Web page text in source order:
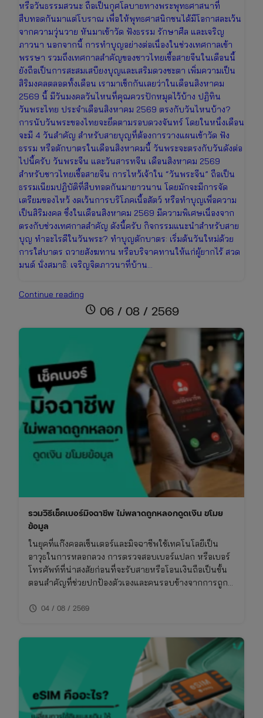
หรือวันธรรมสวนะ ถือเป็นกุศโลบายทางพระพุทธศาสนาที่
สืบทอดกันมาแต่โบราณ เพื่อให้พุทธศาสนิกชนได้มีโอกาสละเว้น
จากความวุ่นวาย หันมาเข้าวัด ฟังธรรม รักษาศีล และเจริญ
ภาวนา นอกจากนี้ การทำบุญอย่างต่อเนื่องในช่วงเทศกาลเข้า
พรรษา รวมถึงเทศกาลสำคัญของชาวไทยเชื้อสายจีนในเดือนนี้
ยังถือเป็นการสะสมเสบียงบุญและเสริมดวงชะตา เพิ่มความเป็น
สิริมงคลตลอดทั้งเดือน เรามาเช็กกันเลยว่าในเดือนสิงหาคม
2569 นี้ มีวันมงคลวันไหนที่คุณควรปักหมุดไว้บ้าง ปฏิทิน
วันพระไทย ประจำเดือนสิงหาคม 2569 ตรงกับวันไหนบ้าง?
การนับวันพระของไทยจะยึดตามรอบดวงจันทร์ โดยในหนึ่งเดือน
จะมี 4 วันสำคัญ สำหรับสายบุญที่ต้องการวางแผนเข้าวัด ฟัง
ธรรม หรือตักบาตรในเดือนสิงหาคมนี้ วันพระจะตรงกับวันดังต่อ
ไปนี้ครับ วันพระจีน และวันสารทจีน เดือนสิงหาคม 2569
สำหรับชาวไทยเชื้อสายจีน การไหว้เจ้าใน “วันพระจีน” ถือเป็น
ธรรมเนียมปฏิบัติที่สืบทอดกันมายาวนาน โดยมักจะมีการจัด
เตรียมของไหว้ งดเว้นการบริโภคเนื้อสัตว์ หรือทำบุญเพื่อความ
เป็นสิริมงคล ซึ่งในเดือนสิงหาคม 2569 มีความพิเศษเนื่องจาก
ตรงกับช่วงเทศกาลสำคัญ ดังนี้ครับ กิจกรรมแนะนำสำหรับสาย
บุญ ทำอะไรดีในวันพระ? ทำบุญตักบาตร: เริ่มต้นวันใหม่ด้วย
การใส่บาตร ถวายสังฆทาน หรือบริจาคทานให้แก่ผู้ยากไร้ สวด
มนต์ นั่งสมาธิ: เจริญจิตภาวนาที่บ้าน…
Continue reading
วันพระ
เช็ก
วัน
มงคล
ไทย-
จีน
และ
เทศกาล
สารท
จีน
schedule 06 / 08 / 2569
รวมวิธีเช็คเบอร์มิจฉาชีพ ไม่พลาดถูกหลอกดูดเงิน ขโมย
ข้อมูล
ในยุคที่แก๊งคอลเซ็นเตอร์และมิจฉาชีพใช้เทคโนโลยีเป็น
อาวุธในการหลอกลวง การตรวจสอบเบอร์แปลก หรือเบอร์
โทรศัพท์ที่น่าสงสัยก่อนที่จะรับสายหรือโอนเงินถือเป็นขั้น
ตอนสำคัญที่ช่วยปกป้องตัวเองและคนรอบข้างจากการถูก
ต้องและใช้เครื่องมือที่เหมาะสม บทความนี้จึงรวบรวมวิธี
schedule 04 / 08 / 2569